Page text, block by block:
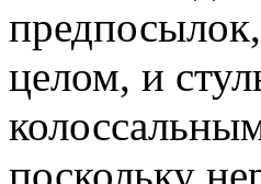
целом, и
поскольку